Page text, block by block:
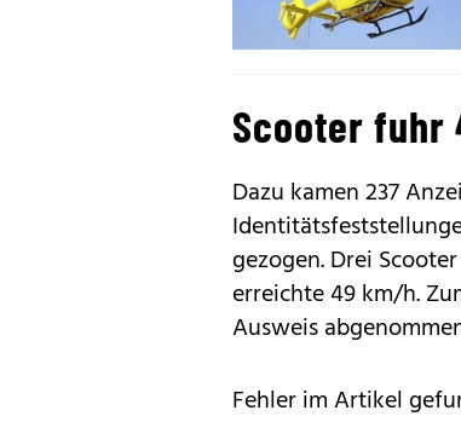
Scooter fuhr
Dazu kamen 237
gezogen. Drei
erreichte 49 km/h.
Ausweis
Fehler im Artikel